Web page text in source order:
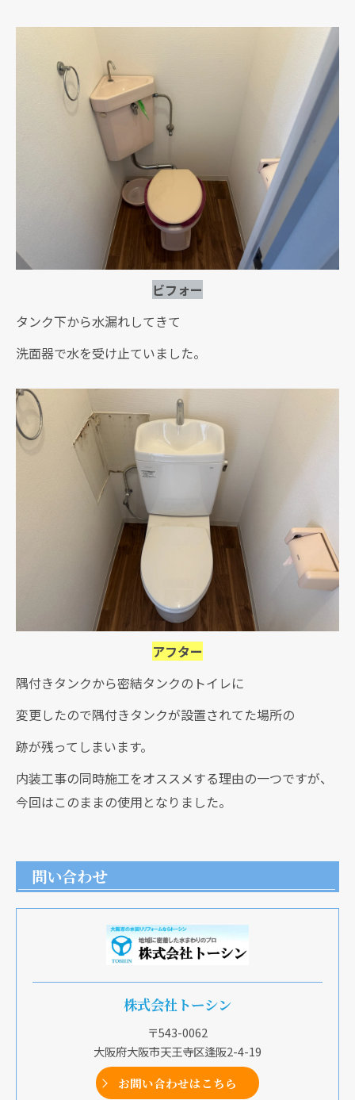
ビフォー
タンク下から水漏れしてきて
洗面器で水を受け止ていました。
アフター
隅付きタンクから密結タンクのトイレに
変更したので隅付きタンクが設置されてた場所の
跡が残ってしまいます。
内装工事の同時施工をオススメする理由の一つですが、
今回はこのままの使用となりました。
問い合わせ
株式会社トーシン
〒543-0062
大阪府大阪市天王寺区逢阪2-4-19
お問い合わせはこちら